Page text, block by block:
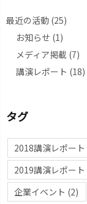
最近の活動 (25)
お知らせ (1)
メディア掲載 (7)
講演レポート (18)
タグ
2018講演レポート
2019講演レポート
企業イベント (2)